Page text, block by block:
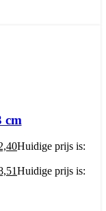
cm
Huidige prijs is:
Huidige prijs is: